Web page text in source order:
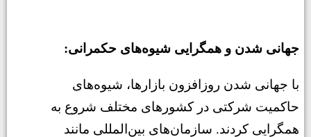
:جهانی شدن و همگرایی شیوه‌های حکمرانی
با جهانی شدن روزافزون بازارها، شیوه‌های
حاکمیت شرکتی در کشورهای مختلف شروع به
همگرایی کردند. سازمان‌های بین‌المللی مانند